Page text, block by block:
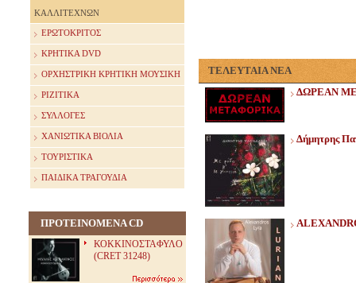
ΚΑΛΛΙΤΕΧΝΩΝ
ΕΡΩΤΟΚΡΙΤΟΣ
ΚΡΗΤΙΚΑ DVD
ΟΡΧΗΣΤΡΙΚΗ ΚΡΗΤΙΚΗ ΜΟΥΣΙΚΗ
ΡΙΖΙΤΙΚΑ
ΣΥΛΛΟΓΕΣ
ΧΑΝΙΩΤΙΚΑ ΒΙΟΛΙΑ
ΤΟΥΡΙΣΤΙΚΑ
ΠΑΙΔΙΚΑ ΤΡΑΓΟΥΔΙΑ
ΠΡΟΤΕΙΝΟΜΕΝΑ CD
ΚΟΚΚΙΝΟΣΤΑΦΥΛΟ
(CRET 31248)
ΤΕΛΕΥΤΑΙΑ ΝΕΑ
ΔΩΡΕΑΝ
Δήμητρης